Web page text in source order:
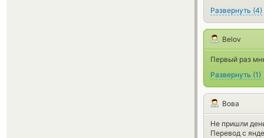
Развернуть (4)
Belov
Первый раз
Развернуть (1)
Вова
Не пришли
Перевод с